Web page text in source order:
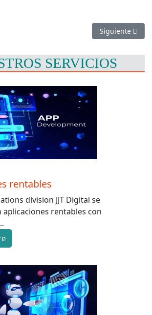
Artículo
Siguiente
SERVICIOS
rentables
division JJT Digital se
aplicaciones rentables con